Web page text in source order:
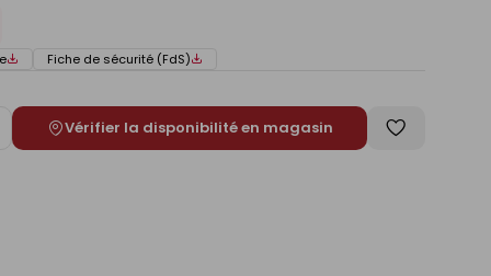
Fiche de sécurité (FdS)
Vérifier la disponibilité en magasin
Enregistrer